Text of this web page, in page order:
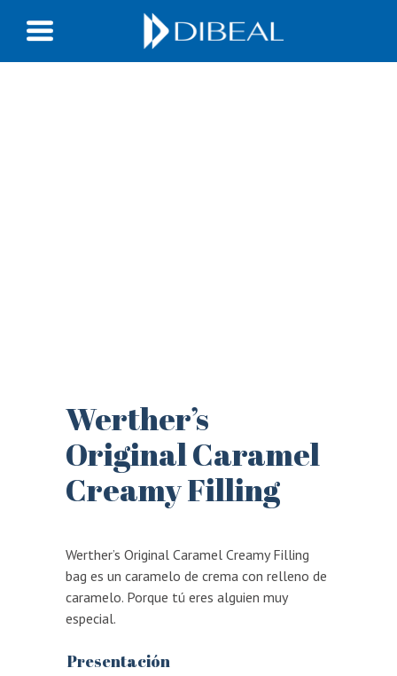
Werther’s
Original Caramel
Creamy Filling
Werther’s Original Caramel Creamy Filling
bag es un caramelo de crema con relleno de
caramelo. Porque tú eres alguien muy
especial.
Presentación